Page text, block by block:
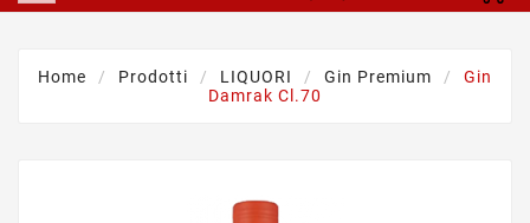
Home Prodotti LIQUORI Gin Premium
Gin
Damrak Cl.70